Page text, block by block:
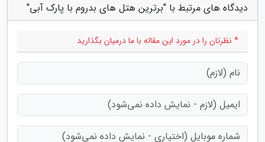
دیدگاه های مرتبط با "برترین هتل های بدروم با پارک آبی"
* نظرتان را در مورد این مقاله با ما درمیان بگذارید